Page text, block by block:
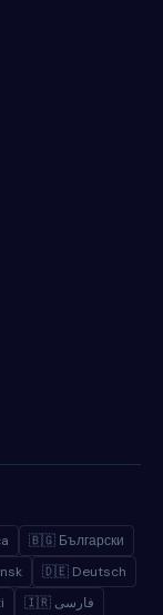
🇧🇬 Български
🇩🇪 Deutsch
🇮🇷 فارسی